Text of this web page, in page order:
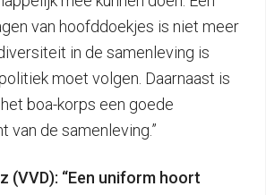
van hoofddoekjes is niet meer
in de samenleving is
moet volgen. Daarnaast is
boa-korps een goede
van de samenleving.”
(VVD): “Een uniform hoort